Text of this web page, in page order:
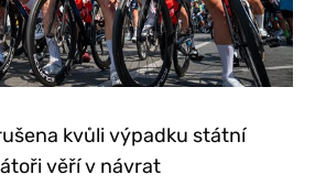
kvůli výpadku státní
věří v návrat